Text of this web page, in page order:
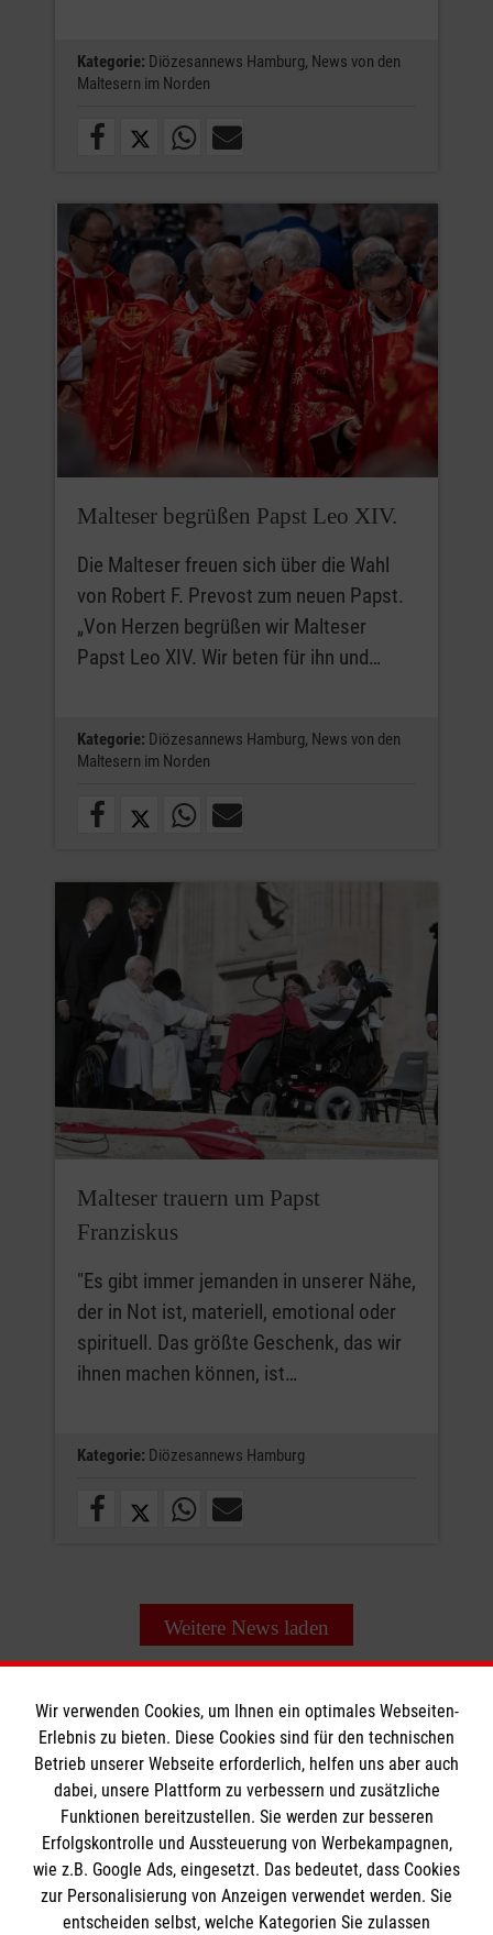
Kategorie: Diözesannews Hamburg, News von den
Maltesern im Norden
Malteser begrüßen Papst Leo XIV.
Die Malteser freuen sich über die Wahl
von Robert F. Prevost zum neuen Papst.
„Von Herzen begrüßen wir Malteser
Papst Leo XIV. Wir beten für ihn und…
Kategorie: Diözesannews Hamburg, News von den
Maltesern im Norden
Malteser trauern um Papst
Franziskus
"Es gibt immer jemanden in unserer Nähe,
der in Not ist, materiell, emotional oder
spirituell. Das größte Geschenk, das wir
ihnen machen können, ist…
Kategorie: Diözesannews Hamburg
Weitere News laden
Informationen
Impressum
Datenschutz
Barrierefreiheit
Die Malteser
Wir verwenden Cookies, um Ihnen ein optimales Webseiten-
Erlebnis zu bieten. Diese Cookies sind für den technischen
Betrieb unserer Webseite erforderlich, helfen uns aber auch
dabei, unsere Plattform zu verbessern und zusätzliche
Funktionen bereitzustellen. Sie werden zur besseren
Erfolgskontrolle und Aussteuerung von Werbekampagnen,
wie z.B. Google Ads, eingesetzt. Das bedeutet, dass Cookies
zur Personalisierung von Anzeigen verwendet werden. Sie
entscheiden selbst, welche Kategorien Sie zulassen